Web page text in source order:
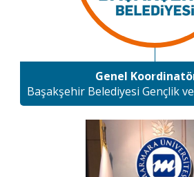
Genel
Başakşehir Belediyesi Gençlik